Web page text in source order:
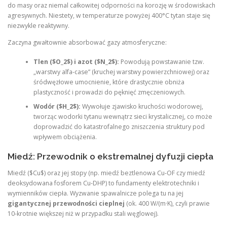
do masy oraz niemal całkowitej odporności na korozję w środowiskach
agresywnych. Niestety, w temperaturze powyżej 400°C tytan staje się
niezwykle reaktywny.
Zaczyna gwałtownie absorbować gazy atmosferyczne:
Tlen ($O_2$) i azot ($N_2$): Powodują powstawanie tzw.
„warstwy alfa-case” (kruchej warstwy powierzchniowej) oraz
śródwęzłowe umocnienie, które drastycznie obniża
plastyczność i prowadzi do pęknięć zmęczeniowych.
Wodór ($H_2$): Wywołuje zjawisko kruchości wodorowej,
tworząc wodorki tytanu wewnątrz sieci krystalicznej, co może
doprowadzić do katastrofalnego zniszczenia struktury pod
wpływem obciążenia.
Miedź: Przewodnik o ekstremalnej dyfuzji ciepła
Miedź ($Cu$) oraz jej stopy (np. miedź beztlenowa Cu-OF czy miedź
deoksydowana fosforem Cu-DHP) to fundamenty elektrotechniki i
wymienników ciepła. Wyzwanie spawalnicze polega tu na jej
gigantycznej przewodności cieplnej (ok. 400 W/(m·K), czyli prawie
10-krotnie większej niż w przypadku stali węglowej).